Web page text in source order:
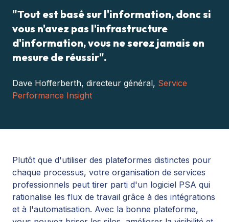
"Tout est basé sur l'information, donc si
vous n'avez pas l'infrastructure
d'information, vous ne serez jamais en
mesure de réussir".
Dave Hofferberth, directeur général, Service
Performance Insight
Plutôt que d'utiliser des plateformes distinctes pour
chaque processus, votre organisation de services
professionnels peut tirer parti d'un logiciel PSA qui
rationalise les flux de travail grâce à des intégrations
et à l'automatisation. Avec la bonne plateforme,